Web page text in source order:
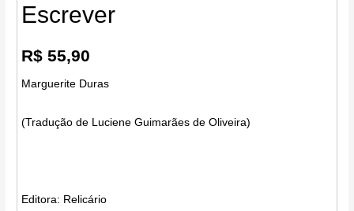
Escrever
R$ 55,90
Marguerite Duras
(Tradução de Luciene Guimarães de Oliveira)
Editora: Relicário